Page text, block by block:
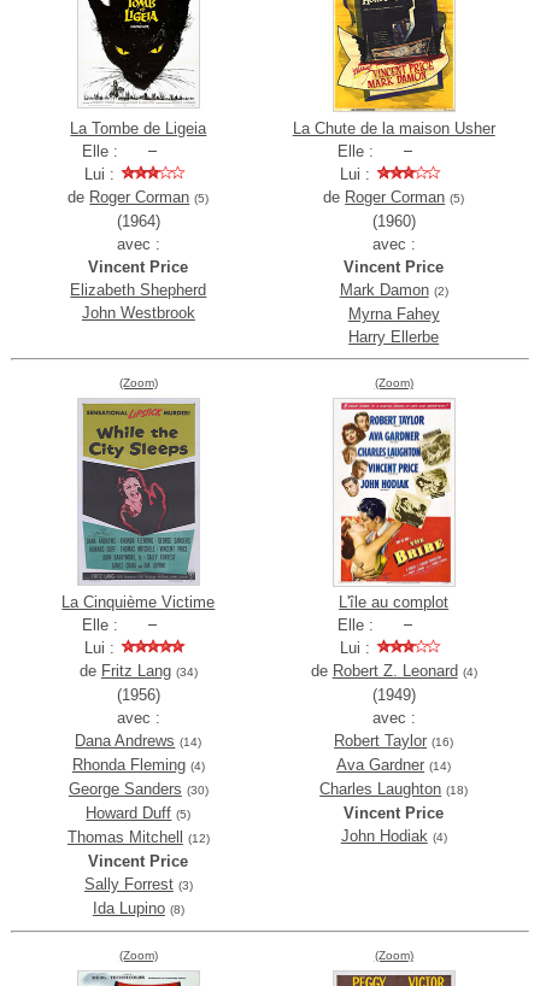
La Tombe de Ligeia
Elle :
Lui :
de Roger Corman (5)
(1964)
avec :
Vincent Price
Elizabeth Shepherd
John Westbrook
La Chute de la maison Usher
Elle :
Lui :
de Roger Corman (5)
(1960)
avec :
Vincent Price
Mark Damon (2)
Myrna Fahey
Harry Ellerbe
(Zoom)
La Cinquième Victime
Elle :
Lui :
de Fritz Lang (34)
(1956)
avec :
Dana Andrews (14)
Rhonda Fleming (4)
George Sanders (30)
Howard Duff (5)
Thomas Mitchell (12)
Vincent Price
Sally Forrest (3)
Ida Lupino (8)
(Zoom)
L'île au complot
Elle :
Lui :
de Robert Z. Leonard (4)
(1949)
avec :
Robert Taylor (16)
Ava Gardner (14)
Charles Laughton (18)
Vincent Price
John Hodiak (4)
(Zoom) (Zoom)